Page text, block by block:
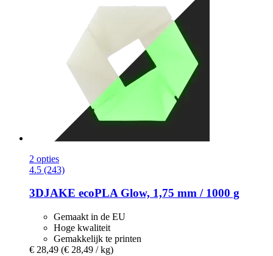
2 opties
4.5 (243)
3DJAKE ecoPLA Glow, 1,75 mm / 1000 g
Gemaakt in de EU
Hoge kwaliteit
Gemakkelijk te printen
€ 28,49 (€ 28,49 / kg)